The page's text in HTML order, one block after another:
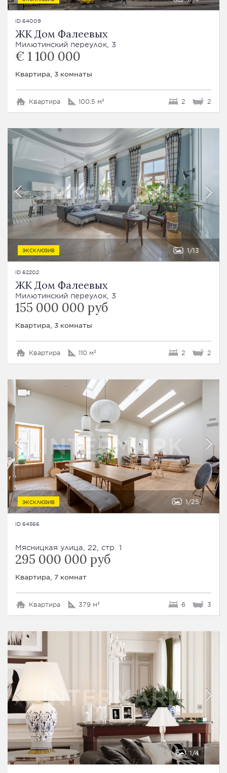
ID 64009
ЖК Дом Фалеевых
Милютинский переулок, 3
€ 1 100 000
Квартира, 3 комнаты
Квартира 100.5 м² 2 2
ЭКСКЛЮЗИВ 1 13
ID 62202
ЖК Дом Фалеевых
Милютинский переулок, 3
155 000 000 руб
Квартира, 3 комнаты
Квартира 110 м² 2 2
ЭКСКЛЮЗИВ 1 25
ID 64566
Мясницкая улица, 22, стр. 1
295 000 000 руб
Квартира, 7 комнат
Квартира 379 м² 6 3
1 4